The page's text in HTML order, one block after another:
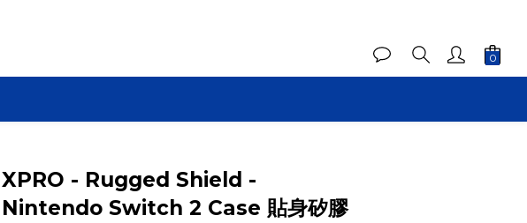
XPRO - Rugged Shield -
Nintendo Switch 2 Case 貼身矽膠